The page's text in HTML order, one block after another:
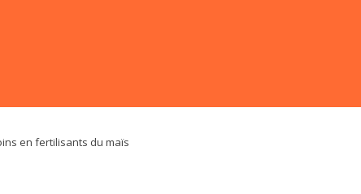
en fertilisants du maïs